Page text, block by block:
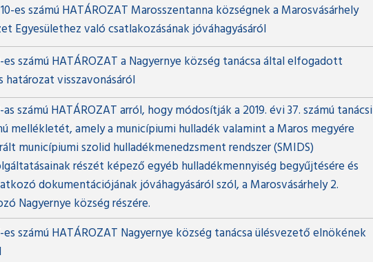
es számú HATÁROZAT Marosszentanna községnek a Marosvásárhely
Egyesülethez való csatlakozásának jóváhagyásáról
es számú HATÁROZAT a Nagyernye község tanácsa által elfogadott
határozat visszavonásáról
as számú HATÁROZAT arról, hogy módosítják a 2019. évi 37. számú tanácsi
mellékletét, amely a municípiumi hulladék valamint a Maros megyére
municípiumi szolid hulladékmenedzsment rendszer (SMIDS)
részét képező egyéb hulladékmennyiség begyűjtésére és
dokumentációjának jóváhagyásáról szól, a Marosvásárhely 2.
Nagyernye község részére.
es számú HATÁROZAT Nagyernye község tanácsa ülésvezető elnökének